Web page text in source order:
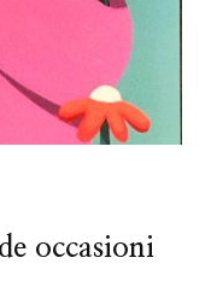
occasioni